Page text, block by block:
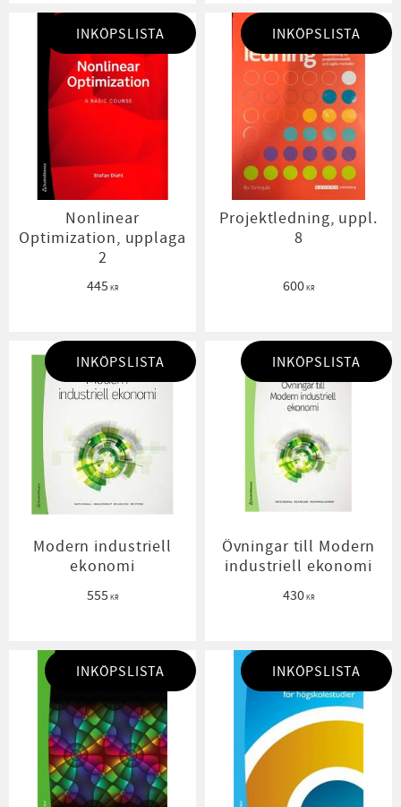
Nonlinear
Optimization, upplaga
2
445 KR
INKÖPSLISTA
Projektledning, uppl.
8
600KR
INKÖPSLISTA
Modern industriell
ekonomi
555 KR
INKÖPSLISTA
Övningar till Modern
industriell ekonomi
430KR
INKÖPSLISTA
INKÖPSLISTA INKÖPSLISTA